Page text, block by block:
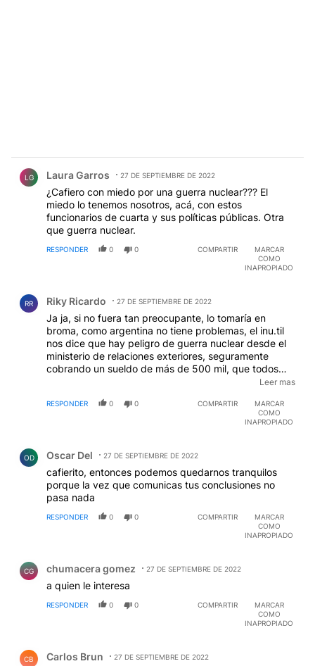
LG Laura Garros 27 DE SEPTIEMBRE DE 2022
¿Cafiero con miedo por una guerra nuclear??? El
miedo lo tenemos nosotros, acá, con estos
funcionarios de cuarta y sus políticas públicas. Otra
que guerra nuclear.
RESPONDER 0 0 COMPARTIR
MARCAR
COMO
INAPROPIADO
RR Riky Ricardo 27 DE SEPTIEMBRE DE 2022
Ja ja, si no fuera tan preocupante, lo tomaría en
broma, como argentina no tiene problemas, el inu.til
nos dice que hay peligro de guerra nuclear desde el
ministerio de relaciones exteriores, seguramente
cobrando un sueldo de más de 500 mil, que todos
Leer mas
RESPONDER 0 0 COMPARTIR
MARCAR
COMO
INAPROPIADO
OD Oscar Del 27 DE SEPTIEMBRE DE 2022
cafierito, entonces podemos quedarnos tranquilos
porque la vez que comunicas tus conclusiones no
pasa nada
RESPONDER 0 0 COMPARTIR
MARCAR
COMO
INAPROPIADO
CG chumacera gomez 27 DE SEPTIEMBRE DE 2022
a quien le interesa
RESPONDER 0 0 COMPARTIR
MARCAR
COMO
INAPROPIADO
CB Carlos Brun 27 DE SEPTIEMBRE DE 2022